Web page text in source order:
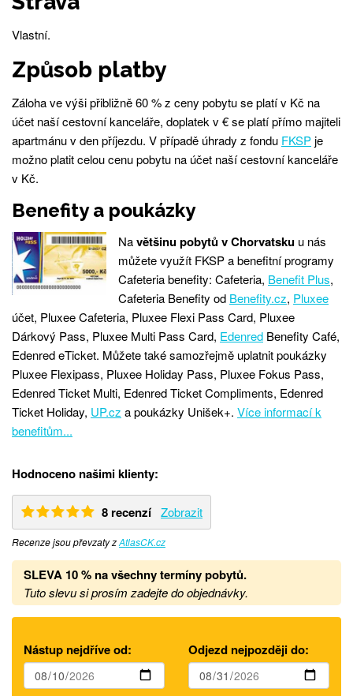
Vlastní.
Způsob platby
Záloha ve výši přibližně 60 % z ceny pobytu se platí v Kč na
účet naší cestovní kanceláře, doplatek v € se platí přímo majiteli
apartmánu v den příjezdu. V případě úhrady z fondu FKSPje
možno platit celou cenu pobytu na účet naší cestovní kanceláře
v Kč.
Benefity a poukázky
Navětšinu pobytů v Chorvatsku u nás
můžete využít FKSP a benefitní programy
Cafeteria benefity: Cafeteria, Benefit Plus,
Cafeteria Benefity od Benefity.cz, Pluxee
účet, Pluxee Cafeteria, Pluxee Flexi Pass Card, Pluxee
Dárkový Pass, Pluxee Multi Pass Card, Edenred Benefity Café,
Edenred eTicket. Můžete také samozřejmě uplatnit poukázky
Pluxee Flexipass, Pluxee Holiday Pass, Pluxee Fokus Pass,
Edenred Ticket Multi, Edenred Ticket Compliments, Edenred
Ticket Holiday, UP.cz a poukázky Unišek+. Více informací k
benefitům...
Hodnoceno našimi klienty:
8 recenzí Zobrazit
Recenze jsou převzaty zAtlasCK.cz
SLEVA 10 % na všechny termíny pobytů.
Tuto slevu si prosím zadejte do objednávky.
Nástup nejdříve od: Odjezd nejpozději do: